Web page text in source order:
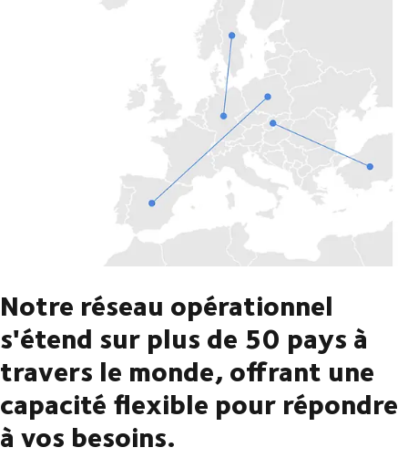
Notre réseau opérationnel
s'étend sur plus de 50 pays à
travers le monde, offrant une
capacité flexible pour répondre
à vos besoins.